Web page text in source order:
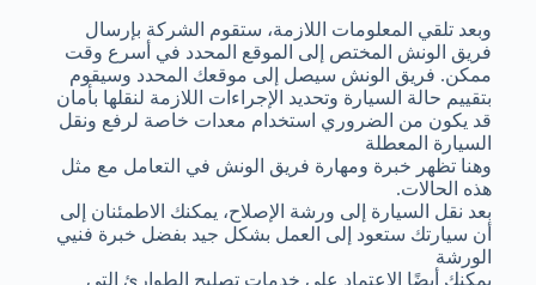
وبعد تلقي المعلومات اللازمة، ستقوم الشركة بإرسال
فريق الونش المختص إلى الموقع المحدد في أسرع وقت
ممكن. فريق الونش سيصل إلى موقعك المحدد وسيقوم
بتقييم حالة السيارة وتحديد الإجراءات اللازمة لنقلها بأمان
قد يكون من الضروري استخدام معدات خاصة لرفع ونقل
السيارة المعطلة
وهنا تظهر خبرة ومهارة فريق الونش في التعامل مع مثل
هذه الحالات.
بعد نقل السيارة إلى ورشة الإصلاح، يمكنك الاطمئنان إلى
أن سيارتك ستعود إلى العمل بشكل جيد بفضل خبرة فنيي
الورشة
يمكنك أيضًا الاعتماد على خدمات تصليح الطوارئ التي